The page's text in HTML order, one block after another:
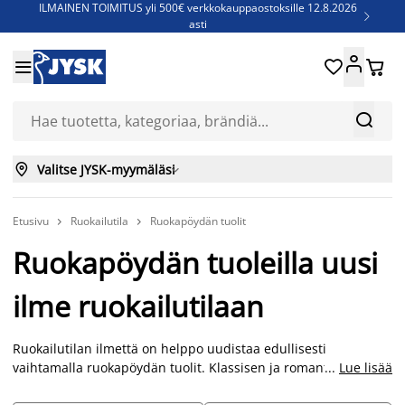
ILMAINEN TOIMITUS yli 500€ verkkokauppaostoksille 12.8.2026
asti

Jenkkisänkyjä - Säästä jopa 60%


 
 Valitse JYSK-myymäläsi
Etusivu  Ruokailutila  Ruokapöydän tuolit
Ruokapöydän tuoleilla uusi
ilme ruokailutilaan
Ruokailutilan ilmettä on helppo uudistaa edullisesti
vaihtamalla ruokapöydän tuolit. Klassisen ja romanttisen
... Lue lisää